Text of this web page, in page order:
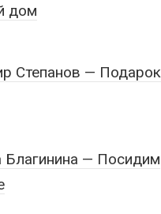
дом
Степанов — Подарок
Благинина — Посидим